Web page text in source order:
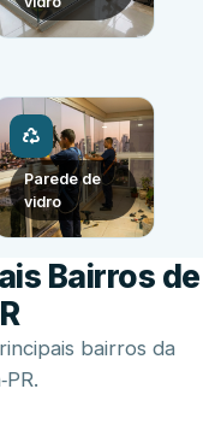
Parede de
vidro
Bairros de
bairros da